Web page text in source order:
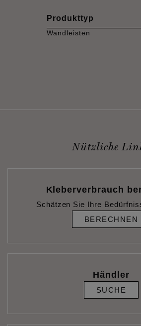
Produkttyp
Wandleisten
Nützliche
Kleberverbrauch
Schätzen Sie Ihre
BERECHNEN
Händler
SUCHE